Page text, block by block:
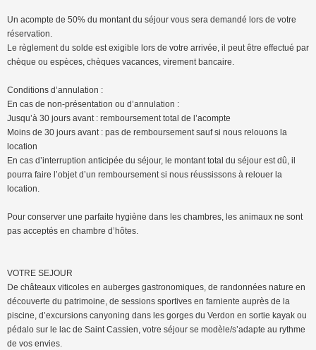
Un acompte de 50% du montant du séjour vous sera demandé lors de votre
réservation.
Le règlement du solde est exigible lors de votre arrivée, il peut être effectué par
chèque ou espèces, chèques vacances, virement bancaire.
Conditions d’annulation :
En cas de non-présentation ou d’annulation :
Jusqu’à 30 jours avant : remboursement total de l’acompte
Moins de 30 jours avant : pas de remboursement sauf si nous relouons la
location
En cas d’interruption anticipée du séjour, le montant total du séjour est dû, il
pourra faire l’objet d’un remboursement si nous réussissons à relouer la
location.
Pour conserver une parfaite hygiène dans les chambres, les animaux ne sont
pas acceptés en chambre d’hôtes.
VOTRE SEJOUR
De châteaux viticoles en auberges gastronomiques, de randonnées nature en
découverte du patrimoine, de sessions sportives en farniente auprès de la
piscine, d’excursions canyoning dans les gorges du Verdon en sortie kayak ou
pédalo sur le lac de Saint Cassien, votre séjour se modèle/s’adapte au rythme
de vos envies.